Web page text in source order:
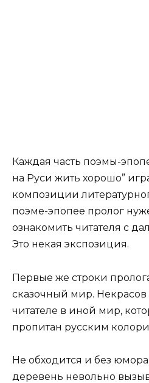
Каждая часть поэмы-
на Руси жить хорошо”
композиции
поэме-эпопее пролог
ознакомить читателя с
Это некая экспозиция.
Первые же строки
сказочный мир. Некрасов
читателе в иной мир,
пропитан русским
Не обходится и без
деревень невольно